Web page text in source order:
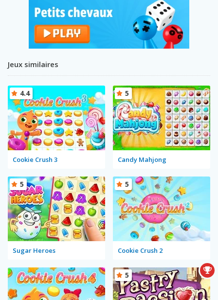
Jeux similaires
Cookie Crush 3
4.4
Candy Mahjong
5
Sugar Heroes
5
Cookie Crush 2
5
5